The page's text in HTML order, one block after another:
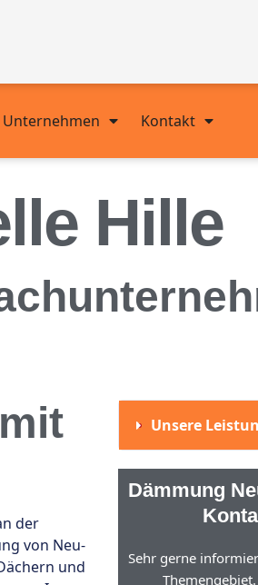
Unternehmen Kontakt
Hille
der
von Neu-
und
Unsere
Dämmung
Sehr gerne